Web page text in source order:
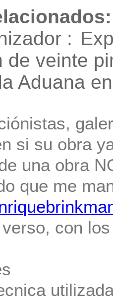
:
de veinte
Aduana
si su obra
una obra
que me
con